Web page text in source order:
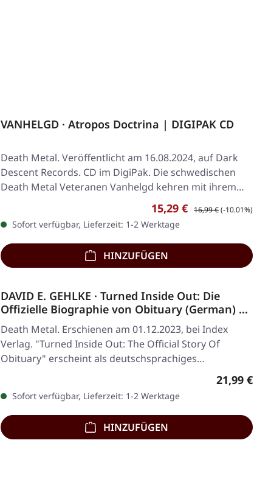
VANHELGD · Atropos Doctrina | DIGIPAK CD
Death Metal. Veröffentlicht am 16.08.2024, auf Dark
Descent Records. CD im DigiPak. Die schwedischen
Death Metal Veteranen Vanhelgd kehren mit ihrem…
Verkaufspreis:
15,29 € Regulärer Preis:
16,99 €(-10.01%)
Sofort verfügbar, Lieferzeit: 1-2 Werktage
HINZUFÜGEN
DAVID E. GEHLKE · Turned Inside Out: Die
Offizielle Biographie von Obituary (German) |
BOOK
Death Metal. Erschienen am 01.12.2023, bei Index
Verlag. "Turned Inside Out: The Official Story Of
Obituary" erscheint als deutschsprachiges…
Regulärer
21,99 €
Sofort verfügbar, Lieferzeit: 1-2 Werktage
HINZUFÜGEN